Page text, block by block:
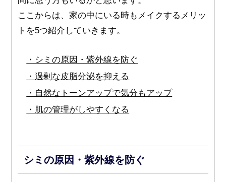
ここからは、家の中にいる時もメイクするメリッ
トを5つ紹介していきます。
・シミの原因・紫外線を防ぐ
・過剰な皮脂分泌を抑える
・自然なトーンアップで気分もアップ
・肌の管理がしやすくなる
シミの原因・紫外線を防ぐ